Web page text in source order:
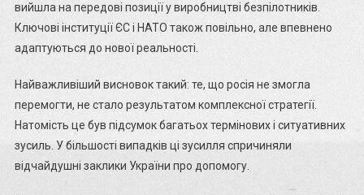
вийшла на передові позиції у виробництві безпілотників.
Ключові інституції ЄС і НАТО також повільно, але впевнено
адаптуються до нової реальності.
Найважливіший висновок такий: те, що росія не змогла
перемогти, не стало результатом комплексної стратегії.
Натомість це був підсумок багатьох термінових і ситуативних
зусиль. У більшості випадків ці зусилля спричиняли
відчайдушні заклики України про допомогу.